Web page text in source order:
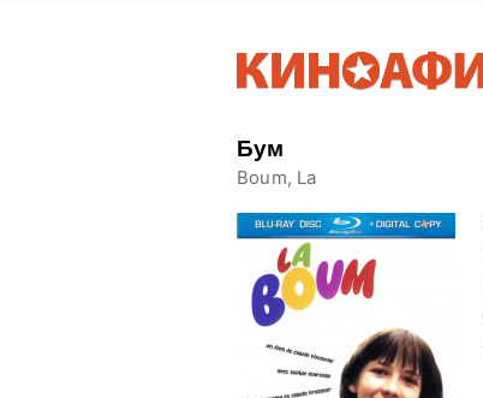
Бум
Boum, La